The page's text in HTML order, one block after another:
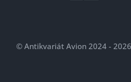
© Antikvariát Avion 2024 - 2026